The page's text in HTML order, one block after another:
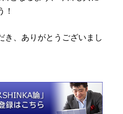
！
き、ありがとうございまし